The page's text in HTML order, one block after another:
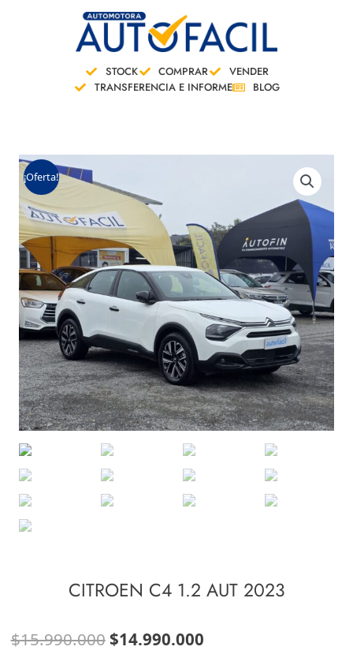
STOCK COMPRAR
VENDER
TRANSFERENCIA E INFORME
BLOG
¡Oferta!
CITROEN C4 1.2 AUT 2023
$15.990.000 El
$14.990.000El